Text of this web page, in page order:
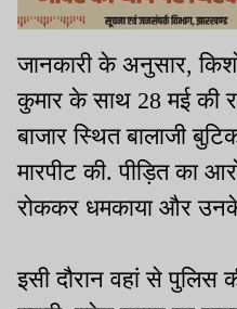
जानकारी के अनुसार,
कुमार के साथ 28 मई की
बाजार स्थित बालाजी
मारपीट की. पीड़ित का
रोककर धमकाया और उनके
इसी दौरान वहां से पुलिस